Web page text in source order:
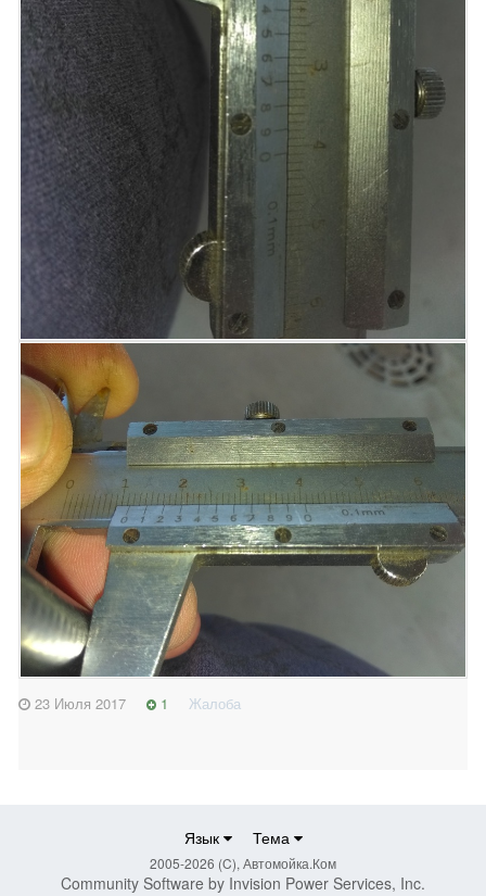
23 Июля 2017 1 Жалоба
Язык Тема
2005-2026 (C), Автомойка.Ком
Community Software by Invision Power Services, Inc.